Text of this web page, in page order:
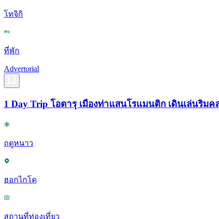
โทจิกิ
ที่พัก
Advertorial
1 Day Trip โอตารุ เมืองท่าแสนโรแมนติก เดินเล่นริม
ฤดูหนาว
ฮอกไกโด
สถานที่ท่องเที่ยว